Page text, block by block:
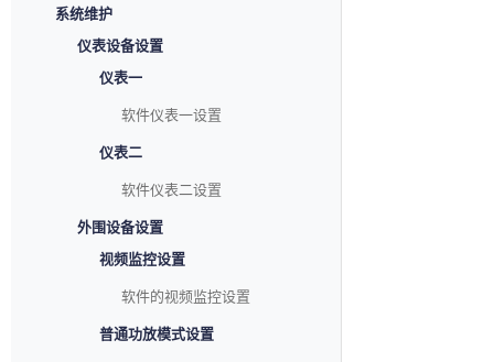
系统维护
仪表设备设置
仪表一
软件仪表一设置
仪表二
软件仪表二设置
外围设备设置
视频监控设置
软件的视频监控设置
普通功放模式设置